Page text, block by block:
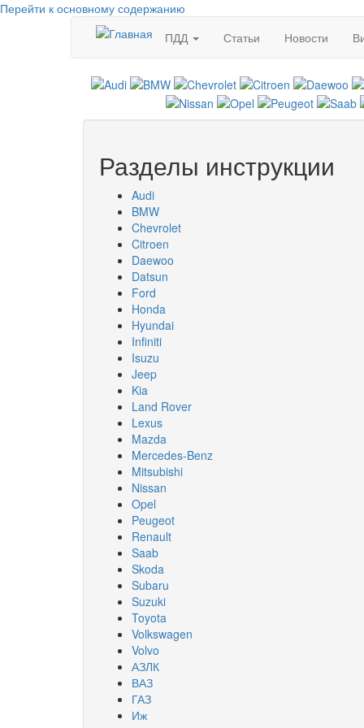
Перейти к основному содержанию
ПДД
Статьи Новости
Разделы инструкции
Audi
BMW
Chevrolet
Citroen
Daewoo
Datsun
Ford
Honda
Hyundai
Infiniti
Isuzu
Jeep
Kia
Land Rover
Lexus
Mazda
Mercedes-Benz
Mitsubishi
Nissan
Opel
Peugeot
Renault
Saab
Skoda
Subaru
Suzuki
Toyota
Volkswagen
Volvo
АЗЛК
ВАЗ
ГАЗ
Иж